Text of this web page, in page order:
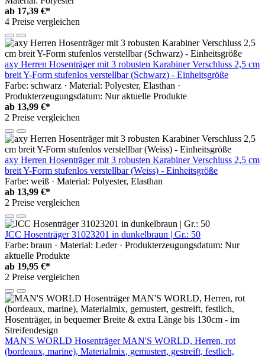
ab 17,39 €*
4 Preise vergleichen
axy Herren Hosenträger mit 3 robusten Karabiner Verschluss 2,5 cm
breit Y-Form stufenlos verstellbar (Schwarz) - Einheitsgröße
Farbe: schwarz · Material: Polyester, Elasthan ·
Produkterzeugungsdatum: Nur aktuelle Produkte
ab 13,99 €*
2 Preise vergleichen
axy Herren Hosenträger mit 3 robusten Karabiner Verschluss 2,5 cm
breit Y-Form stufenlos verstellbar (Weiss) - Einheitsgröße
Farbe: weiß · Material: Polyester, Elasthan
ab 13,99 €*
2 Preise vergleichen
JCC Hosenträger 31023201 in dunkelbraun | Gr.: 50
Farbe: braun · Material: Leder · Produkterzeugungsdatum: Nur
aktuelle Produkte
ab 19,95 €*
2 Preise vergleichen
MAN'S WORLD Hosenträger MAN'S WORLD, Herren, rot
(bordeaux, marine), Materialmix, gemustert, gestreift, festlich,